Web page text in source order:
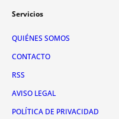
Servicios
QUIÉNES SOMOS
CONTACTO
RSS
AVISO LEGAL
POLÍTICA DE PRIVACIDAD